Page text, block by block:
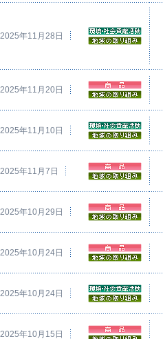
2025年11月28日
2025年11月20日
2025年11月10日
2025年11月7日
2025年10月29日
2025年10月24日
2025年10月24日
2025年10月15日